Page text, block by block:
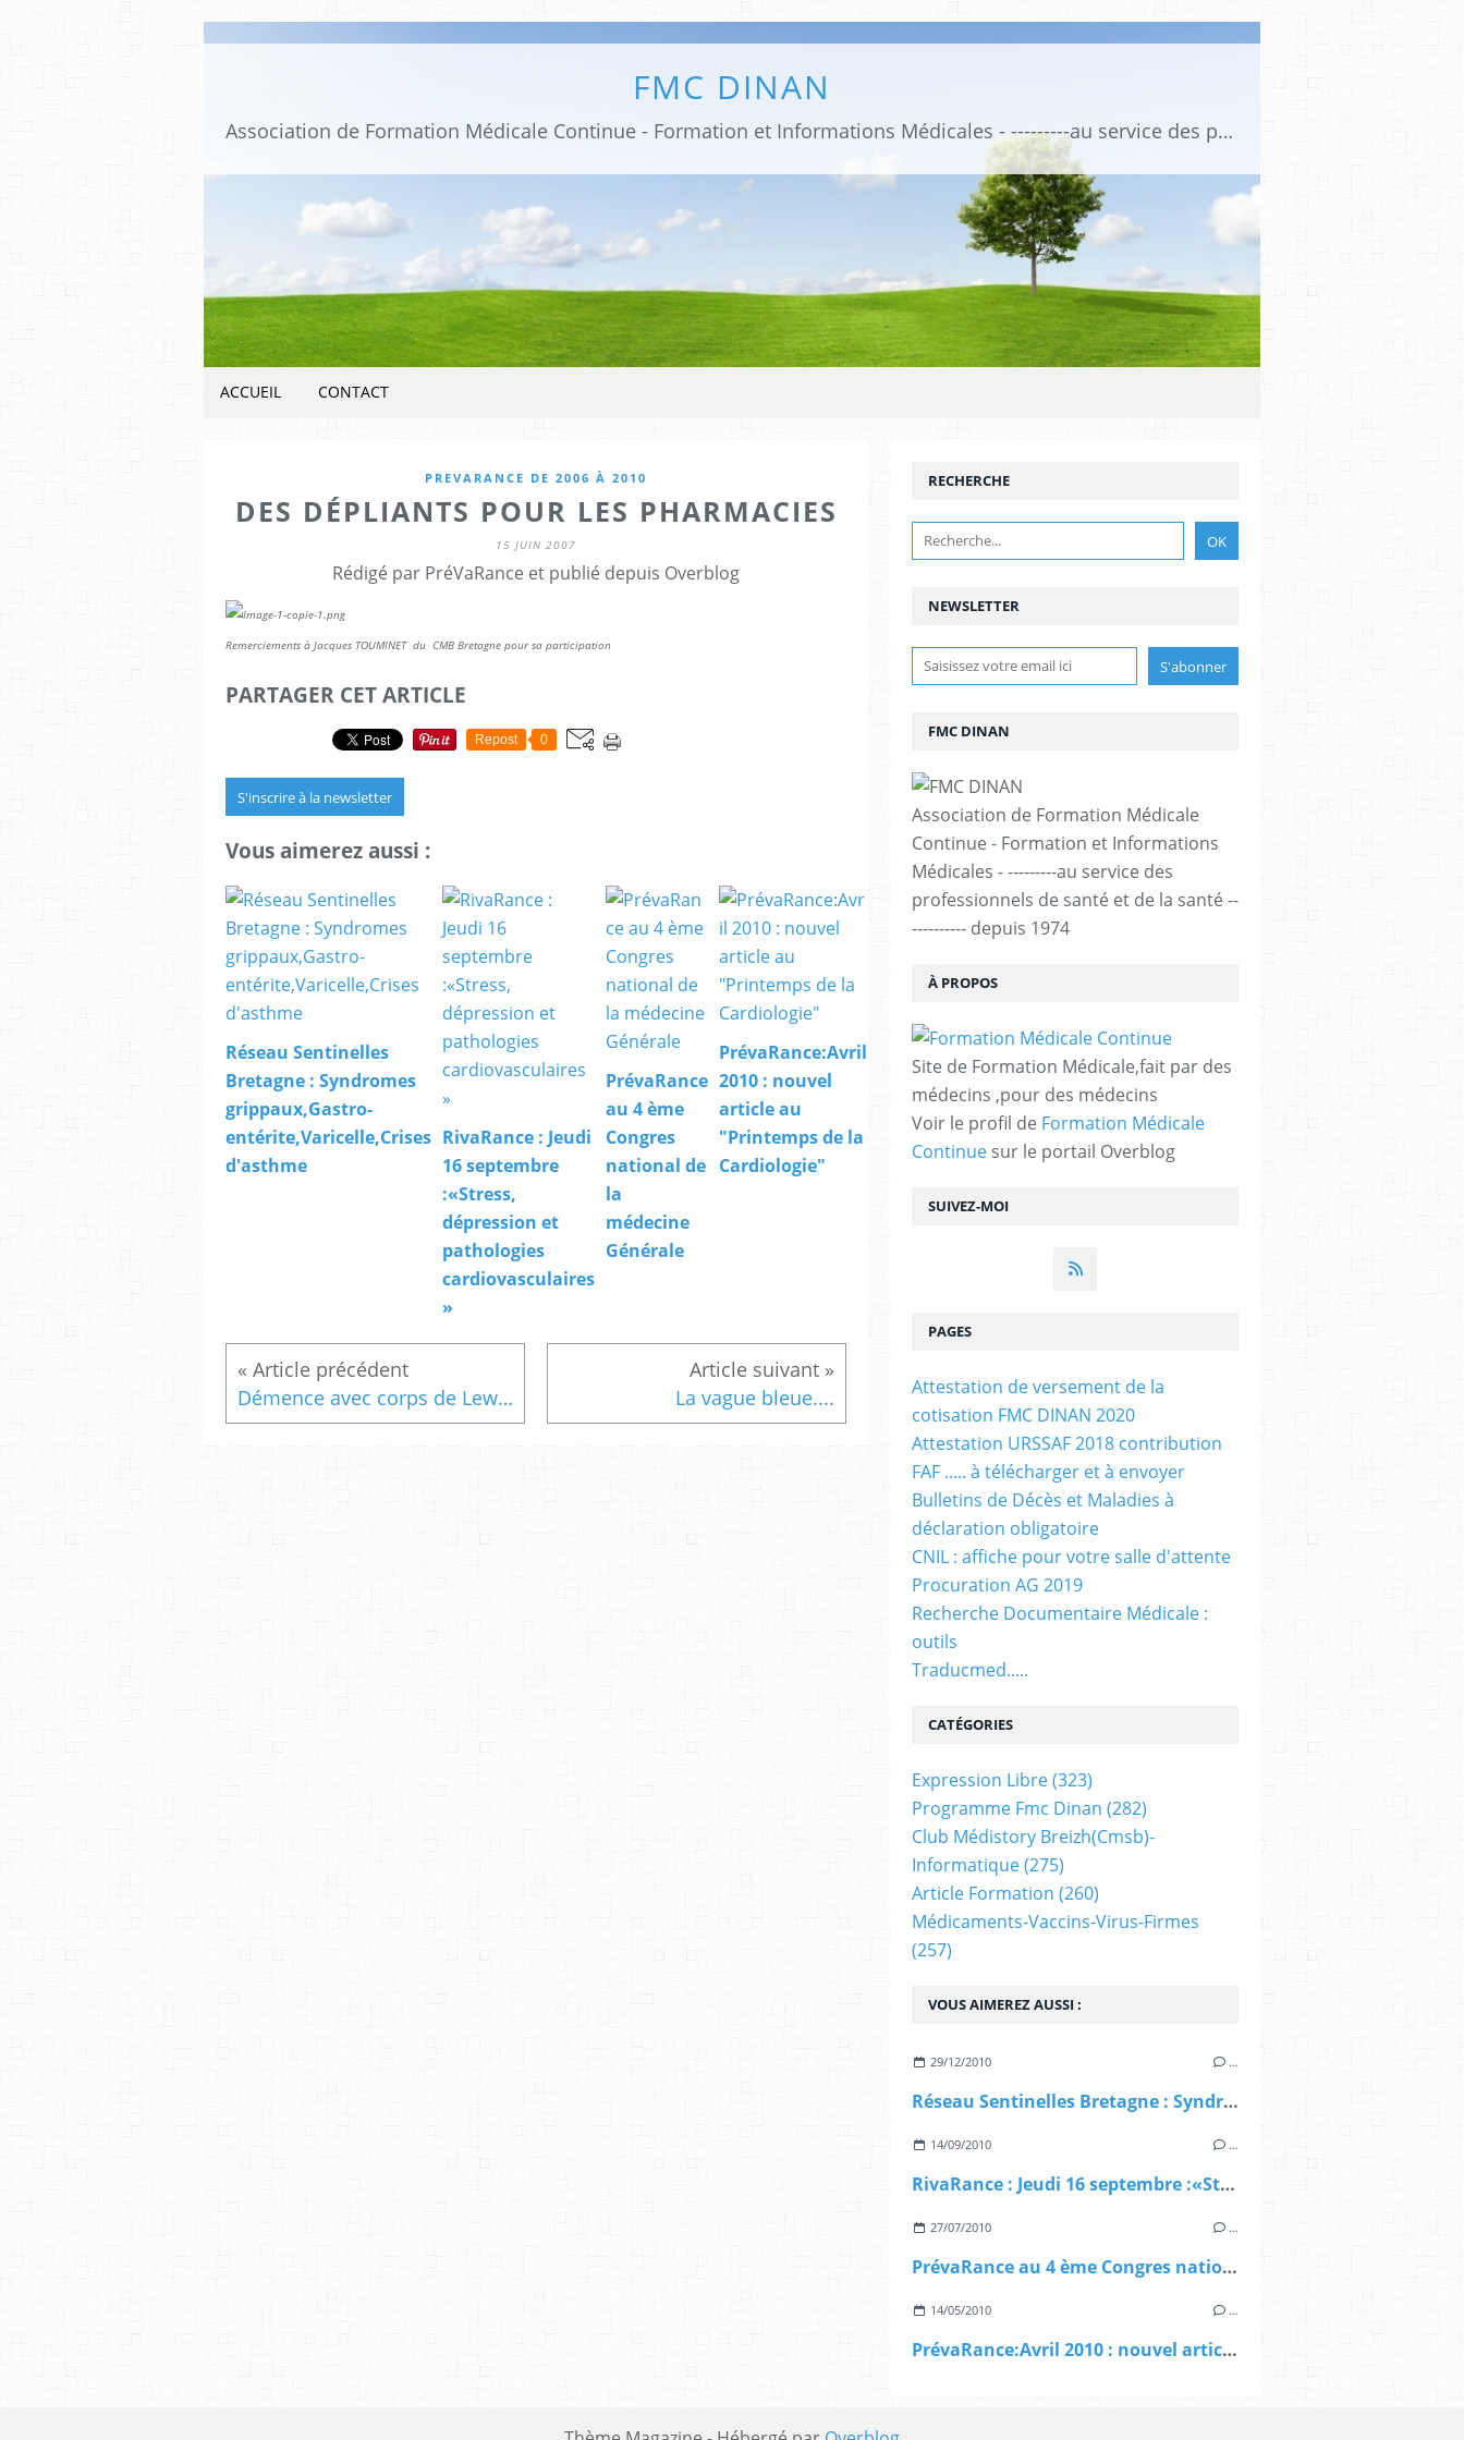
FMC DINAN
Association de Formation Médicale Continue - Formation et Informations Médicales - ---------au service des professionnels de santé et de la santé ------------ depuis 1974
ACCUEIL CONTACT
PREVARANCE DE 2006 À 2010
DES DÉPLIANTS POUR LES PHARMACIES
15 JUIN 2007
Rédigé par PréVaRance et publié depuis Overblog
Remerciements à Jacques TOUMINET du CMB Bretagne pour sa participation
PARTAGER CET ARTICLE
Repost 0
S'inscrire à la newsletter
Vous aimerez aussi :
Réseau Sentinelles
Bretagne : Syndromes
grippaux,Gastro-
entérite,Varicelle,Crises
d'asthme
RivaRance : Jeudi
16 septembre
:«Stress,
dépression et
pathologies
cardiovasculaires
»
PrévaRance
au 4 ème
Congres
national de
la
médecine
Générale
PrévaRance:Avril
2010 : nouvel
article au
"Printemps de la
Cardiologie"
Démence avec corps de Lewy (DCL) et maladie d'Alzheimer (MA), traits distinctifs. La vague bleue....
NEWSLETTER
SUIVEZ-MOI
RECHERCHE
FMC DINAN
Association de Formation Médicale
Continue - Formation et Informations
Médicales - ---------au service des
professionnels de santé et de la santé --
---------- depuis 1974
À PROPOS
Site de Formation Médicale,fait par des
médecins ,pour des médecins
Voir le profil de Formation Médicale
Continue sur le portail Overblog
VOUS AIMEREZ AUSSI :
29/12/2010 …
Réseau Sentinelles Bretagne : Syndromes grippaux,Gastro-entérite,Varicelle,Crises d'asthme
14/09/2010 …
RivaRance : Jeudi 16 septembre :«Stress, dépression et pathologies cardiovasculaires »
27/07/2010 …
PrévaRance au 4 ème Congres national de la médecine Générale
14/05/2010 …
PrévaRance:Avril 2010 : nouvel article au "Printemps de la Cardiologie"
PAGES
Attestation de versement de la
cotisation FMC DINAN 2020
Attestation URSSAF 2018 contribution
FAF ..... à télécharger et à envoyer
Bulletins de Décès et Maladies à
déclaration obligatoire
CNIL : affiche pour votre salle d'attente
Procuration AG 2019
Recherche Documentaire Médicale :
outils
Traducmed.....
CATÉGORIES
Expression Libre(323)
Programme Fmc Dinan (282)
Club Médistory Breizh(cmsb)-
Informatique(275)
Article Formation (260)
Médicaments-Vaccins-Virus-Firmes
(257)